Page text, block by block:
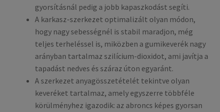
gyorsításnál pedig a jobb kapaszkodást segíti.
A karkasz-szerkezet optimalizált olyan módon,
hogy nagy sebességnél is stabil maradjon, még
teljes terheléssel is, miközben a gumikeverék nagy
arányban tartalmaz szilícium-dioxidot, ami javítja a
tapadást nedves és száraz úton egyaránt.
A szerkezet anyagösszetételét tekintve olyan
keveréket tartalmaz, amely egyszerre többféle
körülményhez igazodik: az abroncs képes gyorsan